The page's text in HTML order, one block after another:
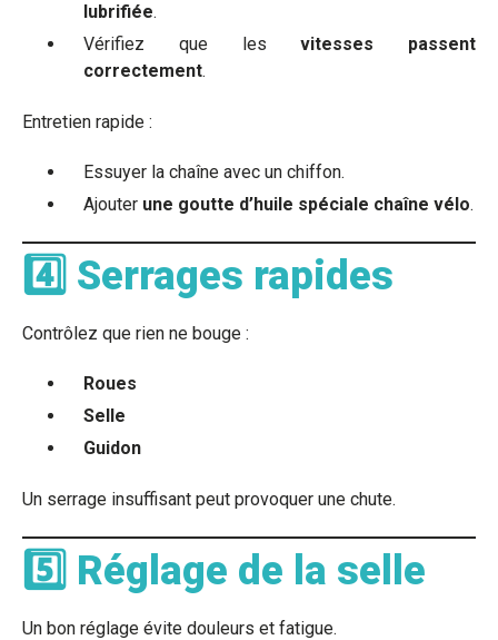
lubrifiée.
Vérifiez que lesvitesses passent
correctement.
Entretien rapide :
Essuyer la chaîne avec un chiffon.
Ajouter une goutte d’huile spéciale chaîne vélo.
4️⃣ Serrages rapides
Contrôlez que rien ne bouge :
Roues
Selle
Guidon
Un serrage insuffisant peut provoquer une chute.
5️⃣ Réglage de la selle
Un bon réglage évite douleurs et fatigue.